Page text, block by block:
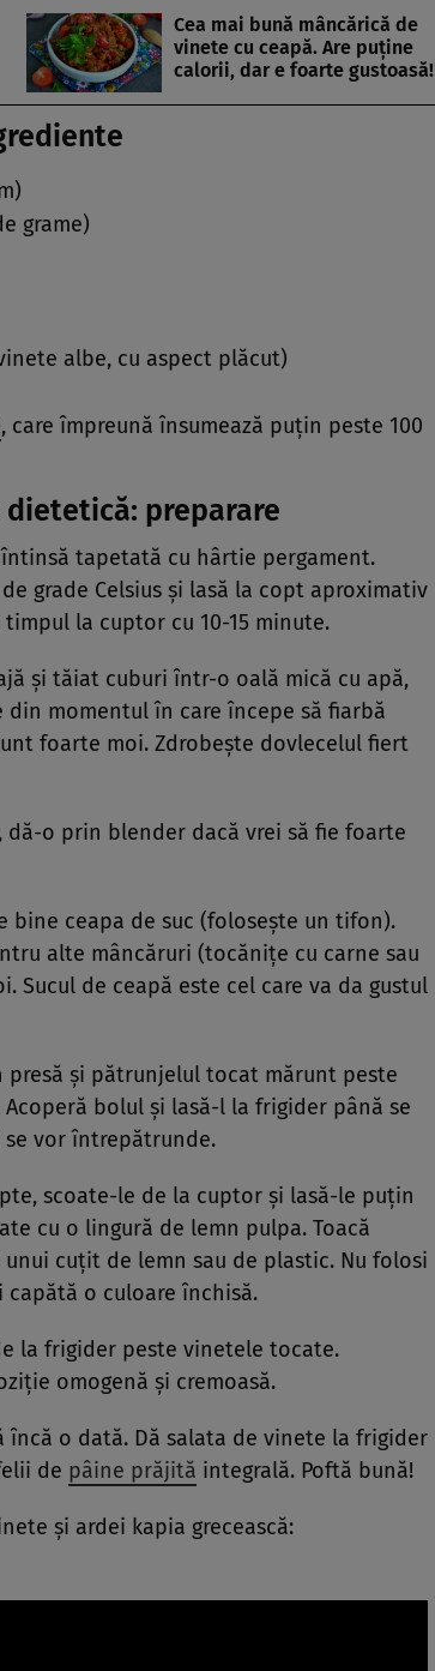
Cea mai bună mâncărică de
vinete cu ceapă. Are puține
calorii, dar e foarte gustoasă!
grame)
albe, cu aspect plăcut)
, care împreună însumează puțin peste 100
dietetică: preparare
tapetată cu hârtie pergament.
grade Celsius și lasă la copt aproximativ
la cuptor cu 10-15 minute.
și tăiat cuburi într-o oală mică cu apă,
momentul în care începe să fiarbă
foarte moi. Zdrobește dovlecelul fiert
dă-o prin blender dacă vrei să fie foarte
ceapa de suc (folosește un tifon).
alte mâncăruri (tocănițe cu carne sau
Sucul de ceapă este cel care va da gustul
presă și pătrunjelul tocat mărunt peste
bolul și lasă-l la frigider până se
vor întrepătrunde.
scoate-le de la cuptor și lasă-le puțin
cu o lingură de lemn pulpa. Toacă
cuțit de lemn sau de plastic. Nu folosi
capătă o culoare închisă.
la frigider peste vinetele tocate.
omogenă și cremoasă.
încă o dată. Dă salata de vinete la frigider
de pâine prăjită integrală. Poftă bună!
și ardei kapia grecească: